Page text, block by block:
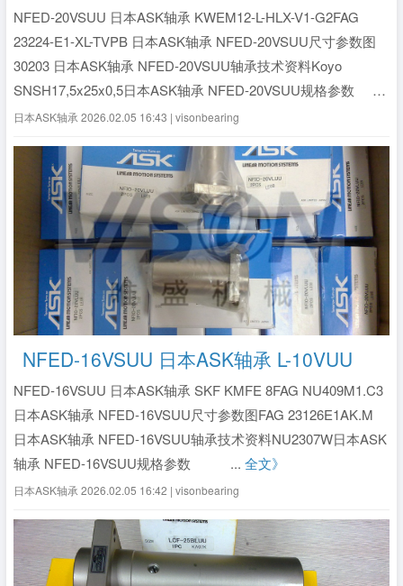
NFED-20VSUU 日本ASK轴承 KWEM12-L-HLX-V1-G2FAG
23224-E1-XL-TVPB 日本ASK轴承 NFED-20VSUU尺寸参数图
30203 日本ASK轴承 NFED-20VSUU轴承技术资料Koyo
SNSH17,5x25x0,5日本ASK轴承 NFED-20VSUU规格参数
&n...全文》
日本ASK轴承 2026.02.05 16:43 | visonbearing
NFED-16VSUU 日本ASK轴承 L-10VUU
NFED-16VSUU 日本ASK轴承 SKF KMFE 8FAG NU409M1.C3
日本ASK轴承 NFED-16VSUU尺寸参数图FAG 23126E1AK.M
日本ASK轴承 NFED-16VSUU轴承技术资料NU2307W日本ASK
轴承 NFED-16VSUU规格参数 ...全文》
日本ASK轴承 2026.02.05 16:42 | visonbearing